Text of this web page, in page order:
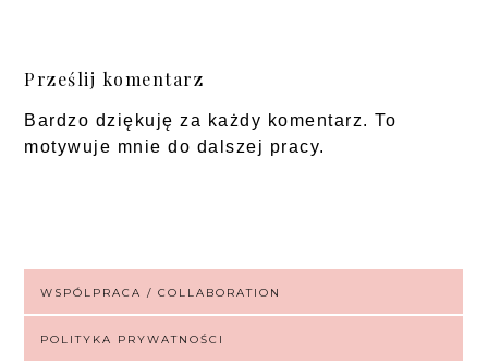
Prześlij komentarz
Bardzo dziękuję za każdy komentarz. To
motywuje mnie do dalszej pracy.
WSPÓLPRACA / COLLABORATION
POLITYKA PRYWATNOŚCI